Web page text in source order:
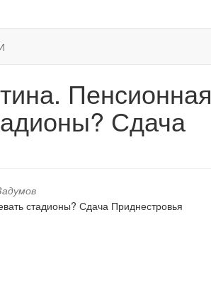
Пенсионная
Сдача